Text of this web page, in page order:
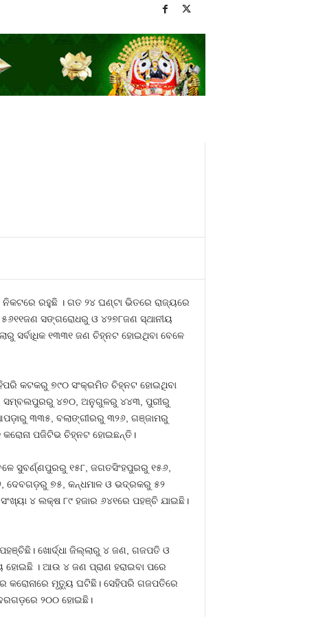
ନିକଟରେ ରହୁଛି । ଗତ ୨୪ ଘଣ୍ଟା ଭିତରେ ରାଜ୍ୟରେ
ସଙ୍ଗରୋଧରୁ ଓ ୪୨୭୮ଜଣ ସ୍ଥାନୀୟ
ସର୍ବାଧିକ ୧୩୩୧ ଜଣ ଚିହ୍ନଟ ହୋଇଥିବା ବେଳେ
କଟକରୁ ୭୯୦ ସଂକ୍ରମିତ ଚିହ୍ନଟ ହୋଇଥିବା
ସମ୍ବଲପୁରରୁ ୪୭୦, ଅନୁଗୁଳରୁ ୪୪୩, ପୁରୀରୁ
୩୩୫, ବଲାଙ୍ଗୀରରୁ ୩୨୬, ଗଞ୍ଜାମରୁ
ପଜିଟିଭ ଚିହ୍ନଟ ହୋଇଛନ୍ତି।
ସୁବର୍ଣ୍ଣପୁରରୁ ୧୫୮, ଜଗତସିଂହପୁରରୁ ୧୫୬,
ଦେବଗଡ଼ରୁ ୭୫, କନ୍ଧମାଳ ଓ ଭଦ୍ରକରୁ ୫୨
୪ ଲକ୍ଷ ୮୯ ହଜାର ୬୪୧ରେ ପହଞ୍ଚି ଯାଇଛି।
ଖୋର୍ଦ୍ଧା ଜିଲ୍ଲାରୁ ୪ ଜଣ, ଗଜପତି ଓ
। ଆଉ ୪ ଜଣ ପ୍ରାଣ ହରାଇବା ପରେ
କରୋନାରେ ମୃତ୍ୟୁ ଘଟିଛି। ସେହିପରି ଗଜପତିରେ
୨୦୦ ହୋଇଛି।